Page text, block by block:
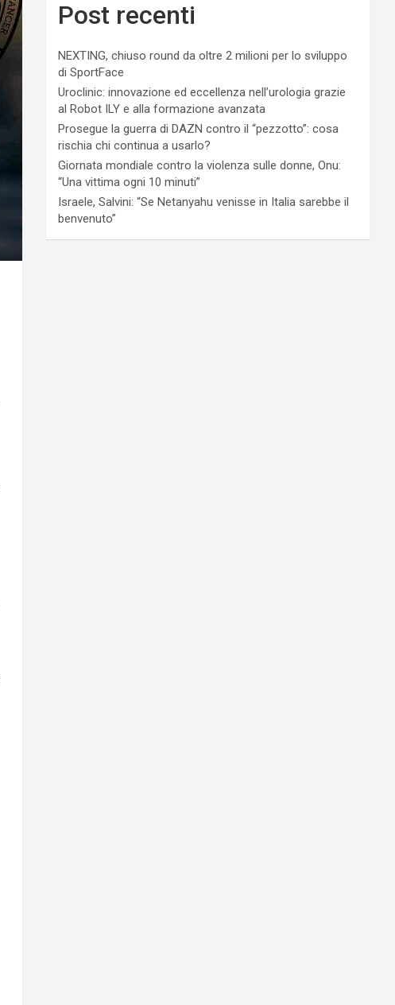
Post recenti
NEXTING, chiuso round da oltre 2 milioni per lo sviluppo
di SportFace
Uroclinic: innovazione ed eccellenza nell’urologia grazie
al Robot ILY e alla formazione avanzata
Prosegue la guerra di DAZN contro il “pezzotto”: cosa
rischia chi continua a usarlo?
Giornata mondiale contro la violenza sulle donne, Onu:
“Una vittima ogni 10 minuti”
Israele, Salvini: “Se Netanyahu venisse in Italia sarebbe il
benvenuto”